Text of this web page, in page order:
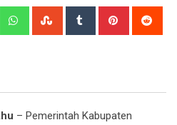
LinkedIn WhatsappStumbleUpon
Tumblr Pinterest
– Pemerintah Kabupaten